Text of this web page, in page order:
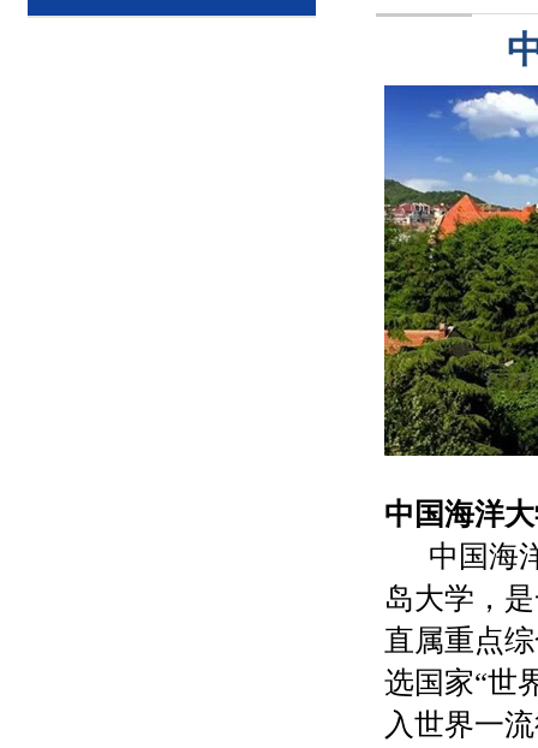
中国海洋
中国海
岛大学，
直属重点
选国家“世
入世界一